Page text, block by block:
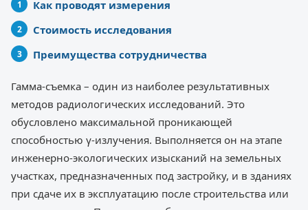
Как проводят измерения
Стоимость исследования
Преимущества сотрудничества
Гамма-съемка – один из наиболее результативных
методов радиологических исследований. Это
обусловлено максимальной проникающей
способностью γ-излучения. Выполняется он на этапе
инженерно-экологических изысканий на земельных
участках, предназначенных под застройку, и в зданиях
при сдаче их в эксплуатацию после строительства или